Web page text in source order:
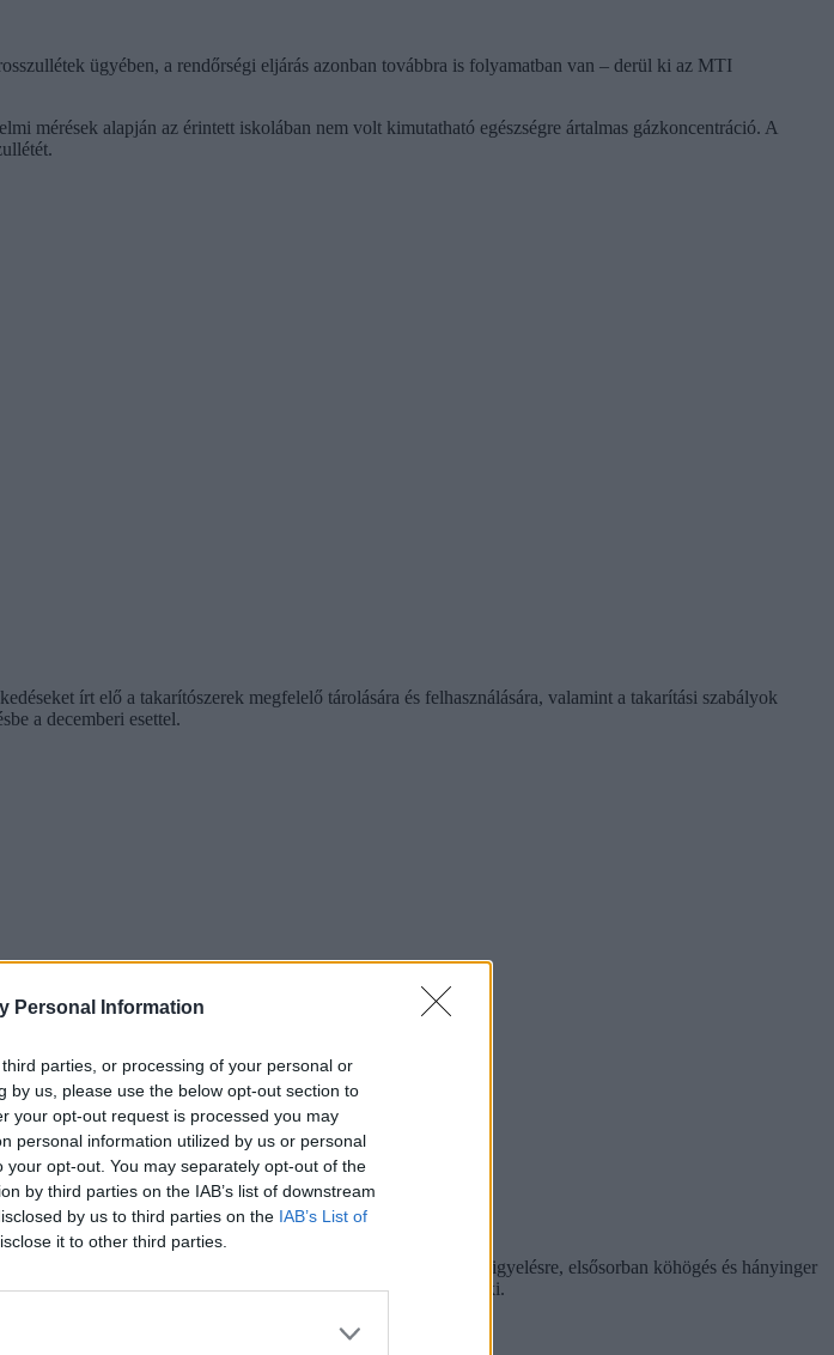
Personal Information
parties, or processing of your personal or
by us, please use the below opt-out section to
your opt-out request is processed you may
personal information utilized by us or personal
opt-out. You may separately opt-out of the
by third parties on the IAB’s list of downstream
by us to third parties on the IAB’s List of
it to other third parties.
ügyében, a rendőrségi eljárás azonban továbbra is folyamatban van – derül ki az MTI
mérések alapján az érintett iskolában nem volt kimutatható egészségre ártalmas gázkoncentráció. A
írt elő a takarítószerek megfelelő tárolására és felhasználására, valamint a takarítási szabályok
a decemberi esettel.
Iskolából 37 diákot és két felnőttet szállítottak kórházba megfigyelésre, elsősorban köhögés és hányinger
hazamehetett, a bent tartott diákokat pedig másnap engedték ki.